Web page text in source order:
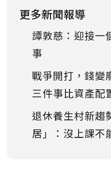
更多新聞報導
譚敦慈：迎接一
事
戰爭開打，錢變
三件事比資產配
退休養生村新趨
居」：沒上課不